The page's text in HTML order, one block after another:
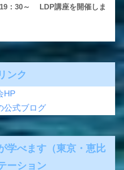
：30～ LDP講座を開催しま
ンク
HP
公式ブログ
学べます（東京・恵比
ーション